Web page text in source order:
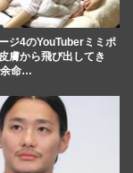
ない美学」が示
2026/7/17
ジ4のYouTuberミミポ
膚から飛び出してき
余命…